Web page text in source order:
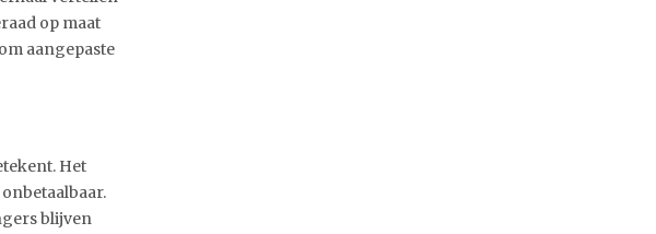
op maat
aangepaste
Het
blijven